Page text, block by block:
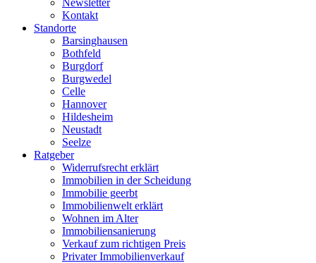
Newsletter
Kontakt
Standorte
Barsinghausen
Bothfeld
Burgdorf
Burgwedel
Celle
Hannover
Hildesheim
Neustadt
Seelze
Ratgeber
Widerrufsrecht erklärt
Immobilien in der Scheidung
Immobilie geerbt
Immobilienwelt erklärt
Wohnen im Alter
Immobiliensanierung
Verkauf zum richtigen Preis
Privater Immobilienverkauf